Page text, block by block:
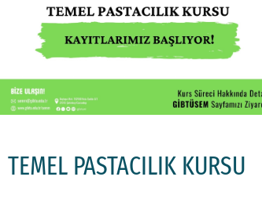
TEMEL PASTACILIK KURSU